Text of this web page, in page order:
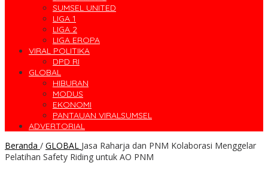
SUMSEL UNITED
LIGA 1
LIGA 2
LIGA EROPA
VIRAL POLITIKA
DPD RI
GLOBAL
HIBURAN
MODUS
EKONOMI
PANTAUAN VIRALSUMSEL
ADVERTORIAL
Beranda / GLOBAL Jasa Raharja dan PNM Kolaborasi Menggelar
Pelatihan Safety Riding untuk AO PNM